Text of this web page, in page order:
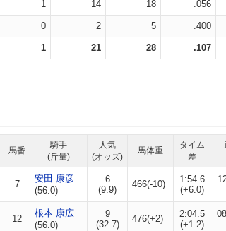
1 14 18 .056
0 2 5 .400
1 21 28 .107
馬番
騎手
(斤量)
人気
(オッズ)
馬体重
タイム
差
7
安田 康彦
(56.0)
6
(9.9)
466(-10)
1:54.6
(+6.0)
12
根本 康広
(56.0)
9
(32.7)
476(+2)
2:04.5
(+1.2)